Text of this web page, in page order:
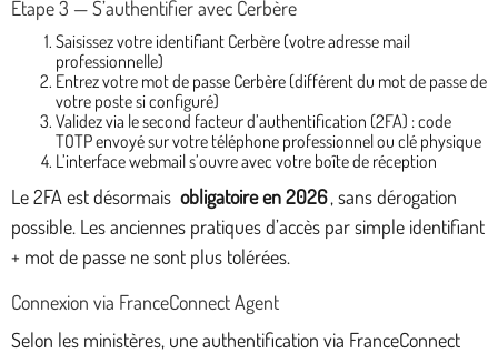
Étape 3 — S’authentifier avec Cerbère
Saisissez votre identifiant Cerbère (votre adresse mail
professionnelle)
Entrez votre mot de passe Cerbère (différent du mot de passe de
votre poste si configuré)
Validez via le second facteur d’authentification (2FA) : code
TOTP envoyé sur votre téléphone professionnel ou clé physique
L’interface webmail s’ouvre avec votre boîte de réception
Le 2FA est désormais obligatoire en 2026 , sans dérogation
possible. Les anciennes pratiques d’accès par simple identifiant
+ mot de passe ne sont plus tolérées.
Connexion via FranceConnect Agent
Selon les ministères, une authentification via FranceConnect